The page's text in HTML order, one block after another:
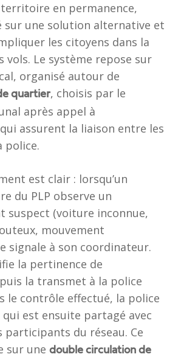
territoire en permanence,
sur une solution alternative et
les citoyens dans la
vols. Le système repose sur
organisé autour de
quartier, choisis par le
après appel à
assurent la liaison entre les
police.
est clair : lorsqu’un
du PLP observe un
suspect (voiture inconnue,
mouvement
signale à son coordinateur.
la pertinence de
la transmet à la police
le contrôle effectué, la police
est ensuite partagé avec
participants du réseau. Ce
sur une double circulation de